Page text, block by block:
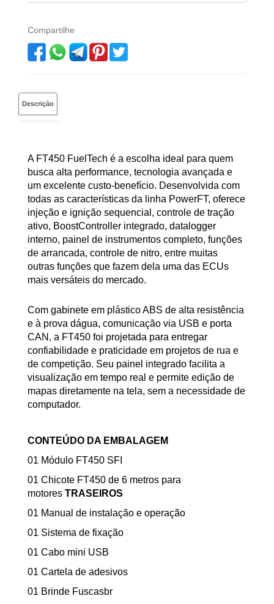
Compartilhe
Descrição
A FT450 FuelTech é a escolha ideal para quem
busca alta performance, tecnologia avançada e
um excelente custo-benefício. Desenvolvida com
todas as características da linha PowerFT, oferece
injeção e ignição sequencial, controle de tração
ativo, BoostController integrado, datalogger
interno, painel de instrumentos completo, funções
de arrancada, controle de nitro, entre muitas
outras funções que fazem dela uma das ECUs
mais versáteis do mercado.
Com gabinete em plástico ABS de alta resistência
e à prova dágua, comunicação via USB e porta
CAN, a FT450 foi projetada para entregar
confiabilidade e praticidade em projetos de rua e
de competição. Seu painel integrado facilita a
visualização em tempo real e permite edição de
mapas diretamente na tela, sem a necessidade de
computador.
CONTEÚDO DA EMBALAGEM
01 Módulo FT450 SFI
01 Chicote FT450 de 6 metros para
motores TRASEIROS
01 Manual de instalação e operação
01 Sistema de fixação
01 Cabo mini USB
01 Cartela de adesivos
01 Brinde Fuscasbr